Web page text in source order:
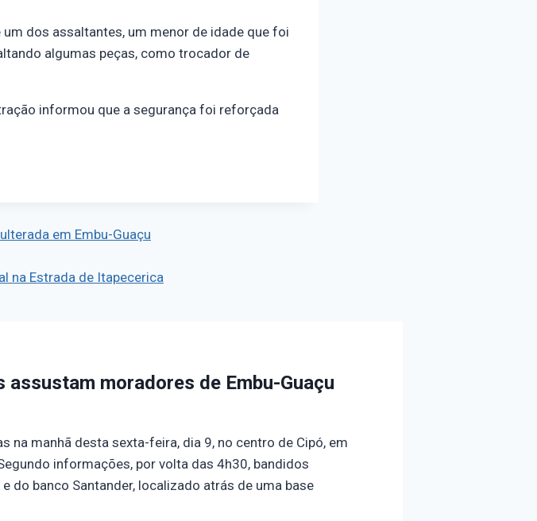
dos assaltantes, um menor de idade que foi
algumas peças, como trocador de
informou que a segurança foi reforçada
em Embu-Guaçu
na Estrada de Itapecerica
moradores de Embu-Guaçu
na manhã desta sexta-feira, dia 9, no centro de Cipó, em
informações, por volta das 4h30, bandidos
do banco Santander, localizado atrás de uma base